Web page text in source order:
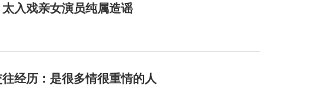
入戏亲女演员纯属造谣
经历：是很多情很重情的人